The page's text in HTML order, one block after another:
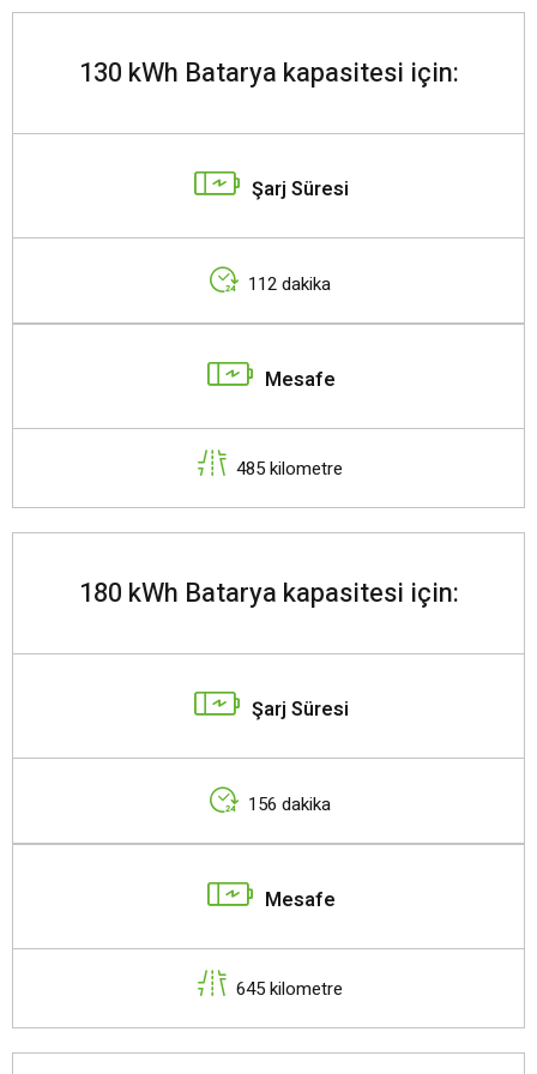
130 kWh Batarya kapasitesi için:
Şarj Süresi
112 dakika
Mesafe
485 kilometre
180 kWh Batarya kapasitesi için:
Şarj Süresi
156 dakika
Mesafe
645 kilometre